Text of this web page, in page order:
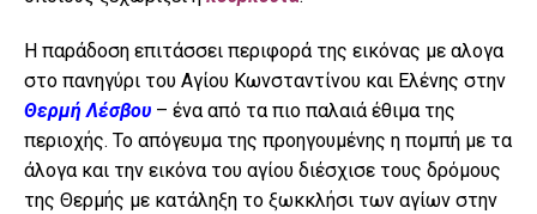
Η παράδοση επιτάσσει περιφορά της εικόνας με αλογα
στο πανηγύρι του Αγίου Κωνσταντίνου και Ελένης στην
Θερμή Λέσβου – ένα από τα πιο παλαιά έθιμα της
περιοχής. Το απόγευμα της προηγουμένης η πομπή με τα
άλογα και την εικόνα του αγίου διέσχισε τους δρόμους
της Θερμής με κατάληξη το ξωκκλήσι των αγίων στην